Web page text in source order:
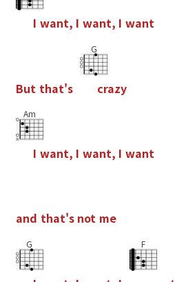
I want, I want, I want
But that's
G
crazy
Am
I want, I want, I want
and that's not me
G F